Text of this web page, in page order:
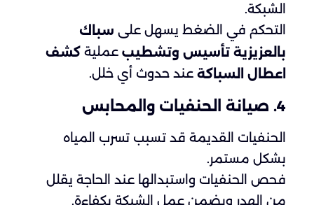
الشبكة.
التحكم في الضغط يسهل على سباك
بالعزيزية تأسيس وتشطيب عملية كشف
اعطال السباكة عند حدوث أي خلل.
4. صيانة الحنفيات والمحابس
الحنفيات القديمة قد تسبب تسرب المياه
بشكل مستمر.
فحص الحنفيات واستبدالها عند الحاجة يقلل
من الهدر ويضمن عمل الشبكة بكفاءة.